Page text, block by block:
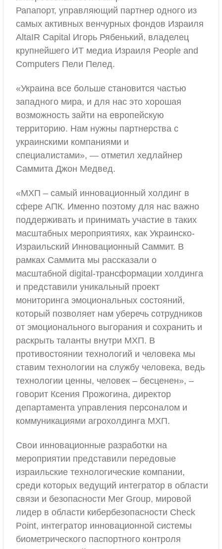
Рапапорт, управляющий партнер одного из
самых активных венчурных фондов Израиля
AltaIR Capital Игорь Рябенький, владелец
крупнейшего ИТ медиа Израиля People and
Computers Пели Пелед.
«Украина все больше становится частью
западного мира, и для нас это хорошая
возможность зайти на европейскую
территорию. Нам нужны партнерства с
украинскими компаниями и
специалистами», — отметил хедлайнер
Саммита Джон Медвед.
«МХП – самый инновационный холдинг в
сфере АПК. Именно поэтому для нас важно
поддерживать и принимать участие в таких
масштабных мероприятиях, как Украинско-
Израильский Инновационный Саммит. В
рамках Саммита мы рассказали о
масштабной digital-трансформации холдинга
и представили уникальный проект
мониторинга эмоциональных состояний,
который позволяет нам уберечь сотрудников
от эмоционального выгорания и сохранить и
раскрыть таланты внутри МХП. В
противостоянии технологий и человека мы
ставим технологии на службу человека, ведь
технологии ценны, человек – бесценен», –
говорит Ксения Прожогина, директор
департамента управления персоналом и
коммуникациями агрохолдинга МХП.
Свои инновационные разработки на
мероприятии представили передовые
израильские технологические компании,
среди которых ведущий интегратор в области
связи и безопасности Mer Group, мировой
лидер в области кибербезопасности Check
Point, интегратор инновационной системы
биометрического паспортного контроля